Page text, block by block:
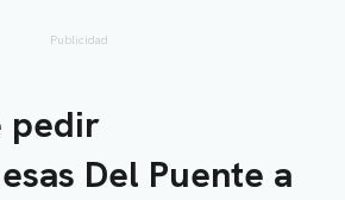
Publicidad
pedir
Del Puente a